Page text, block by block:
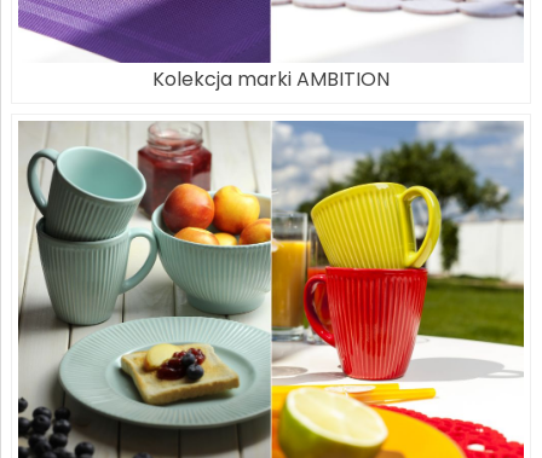
Kolekcja marki AMBITION